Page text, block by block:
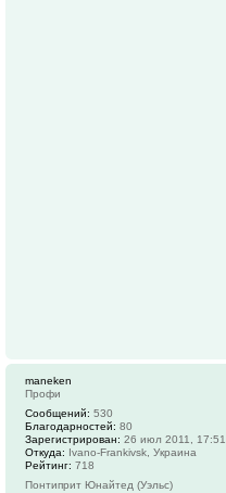
maneken
Профи
Сообщений: 530
Благодарностей: 80
Зарегистрирован: 26 июл 2011, 17:51
Откуда: Ivano-Frankivsk, Украина
Рейтинг: 718
Понтиприт Юнайтед (Уэльс)